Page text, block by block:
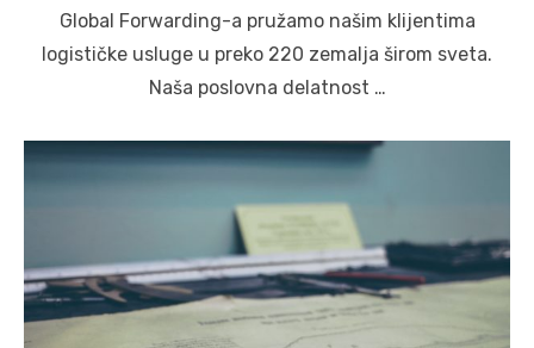
Global Forwarding-a pružamo našim klijentima
logističke usluge u preko 220 zemalja širom sveta.
Naša poslovna delatnost …